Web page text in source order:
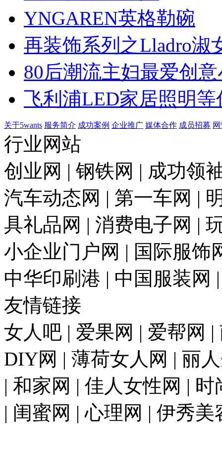
YNGAREN英格勒碗
再装饰系列之Lladro淑
80后潮流主妇最爱创
飞利浦LED家居照明等
关于5wants 服务简介 成功案例 企业推广 媒体合作 成员招募
行业网站
创业网 | 钢铁网 | 成功领
汽车动态网 | 第一车网 |
具礼品网 | 消费电子网 |
小企业门户网 | 国际服饰
中华印刷港 | 中国服装网
友情链接
女人吧 | 爱果网 | 爱帮网
DIY网 | 薄荷女人网 | 丽
| 和家网 | 佳人女性网 |
| 闺蜜网 | 心理网 | 伊秀美